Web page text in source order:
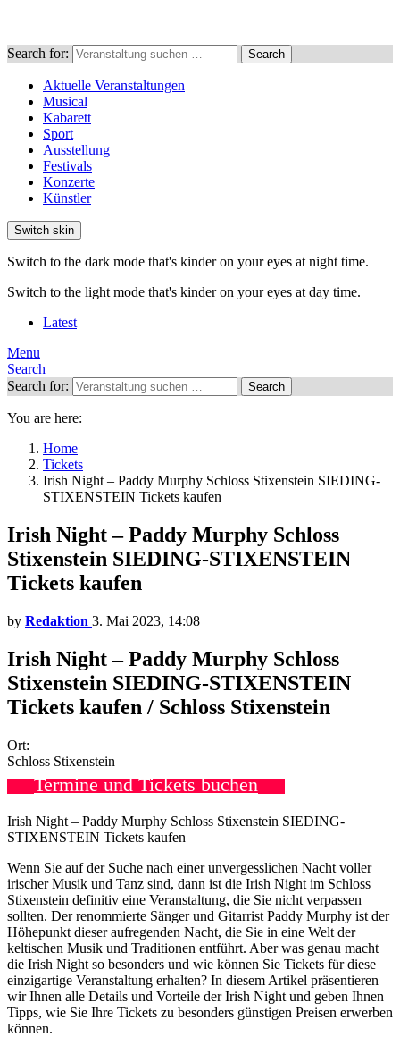
Search for: Search
Aktuelle Veranstaltungen
Musical
Kabarett
Sport
Ausstellung
Festivals
Konzerte
Künstler
Switch skin
Switch to the dark mode that's kinder on your eyes at night time.
Switch to the light mode that's kinder on your eyes at day time.
Latest
Menu
Search
Search for:
Search
You are here:
Home
Tickets
Irish Night – Paddy Murphy Schloss Stixenstein SIEDING-
STIXENSTEIN Tickets kaufen
Irish Night – Paddy Murphy Schloss
Stixenstein SIEDING-STIXENSTEIN
Tickets kaufen
by Redaktion 3. Mai 2023, 14:08
Irish Night – Paddy Murphy Schloss
Stixenstein SIEDING-STIXENSTEIN
Tickets kaufen / Schloss Stixenstein
Ort:
Schloss Stixenstein
Termine und Tickets buchen
Irish Night – Paddy Murphy Schloss Stixenstein SIEDING-
STIXENSTEIN Tickets kaufen
Wenn Sie auf der Suche nach einer unvergesslichen Nacht voller
irischer Musik und Tanz sind, dann ist die Irish Night im Schloss
Stixenstein definitiv eine Veranstaltung, die Sie nicht verpassen
sollten. Der renommierte Sänger und Gitarrist Paddy Murphy ist der
Höhepunkt dieser aufregenden Nacht, die Sie in eine Welt der
keltischen Musik und Traditionen entführt. Aber was genau macht
die Irish Night so besonders und wie können Sie Tickets für diese
einzigartige Veranstaltung erhalten? In diesem Artikel präsentieren
wir Ihnen alle Details und Vorteile der Irish Night und geben Ihnen
Tipps, wie Sie Ihre Tickets zu besonders günstigen Preisen erwerben
können.